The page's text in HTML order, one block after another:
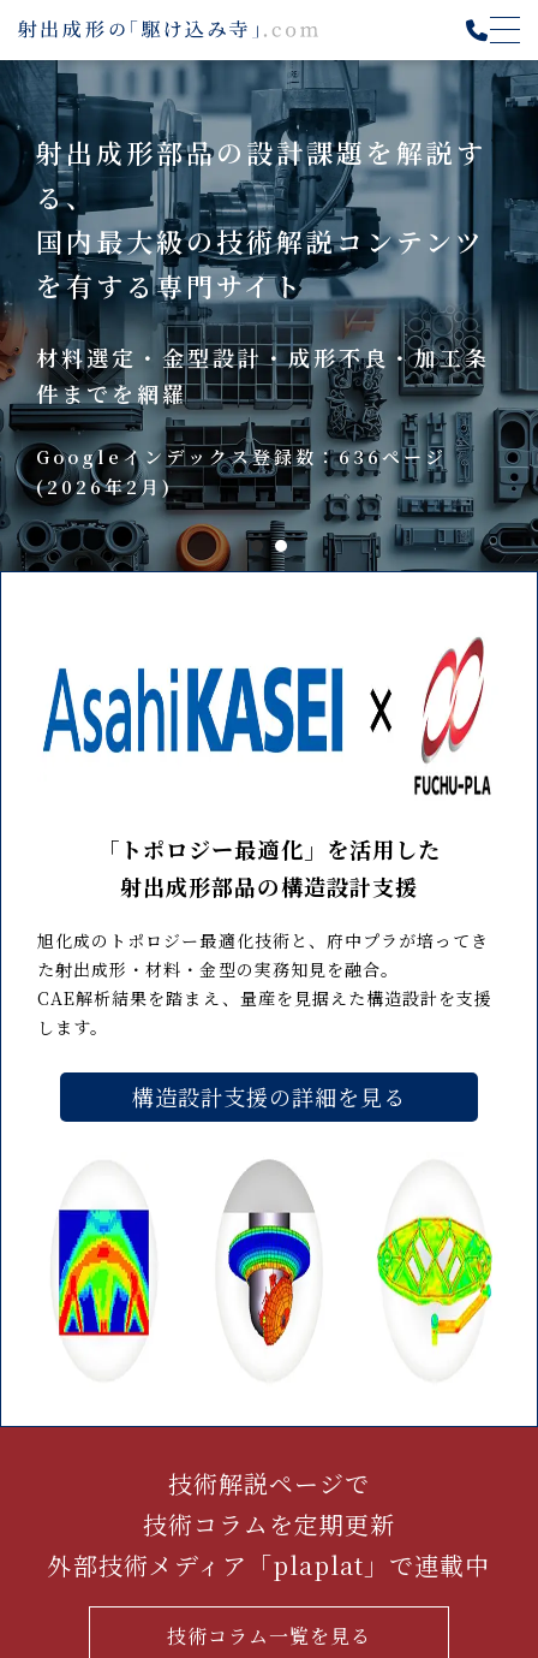
成形部品の設計課題を解説す
最大級の技術解説コンテンツ
する専門サイト
定・金型設計・成形不良・加工条
を網羅
インデックス登録数：636ページ
年2月)
「トポロジー最適化」を活用した
射出成形部品の構造設計支援
旭化成のトポロジー最適化技術と、府中プラが培ってき
た射出成形・材料・金型の実務知見を融合。
CAE解析結果を踏まえ、量産を見据えた構造設計を支援
します。
構造設計支援の詳細を見る
技術解説ページで
技術コラムを定期更新
外部技術メディア「plaplat」で連載中
技術コラム一覧を見る